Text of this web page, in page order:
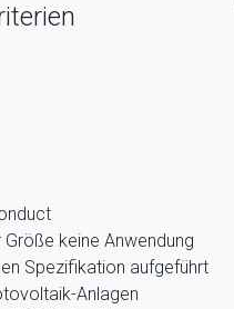
keine Anwendung
Spezifikation aufgeführt
Anlagen